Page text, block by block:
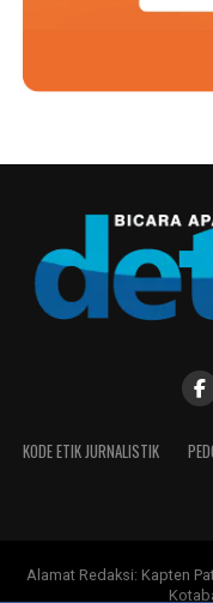
KODE ETIK JURNALISTIK
Alamat Redaksi: Kapten